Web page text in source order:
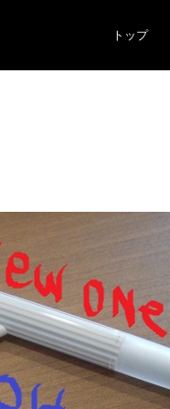
トップ